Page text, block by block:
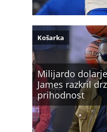
Milijardo
James razkril
prihodnost
Košarka